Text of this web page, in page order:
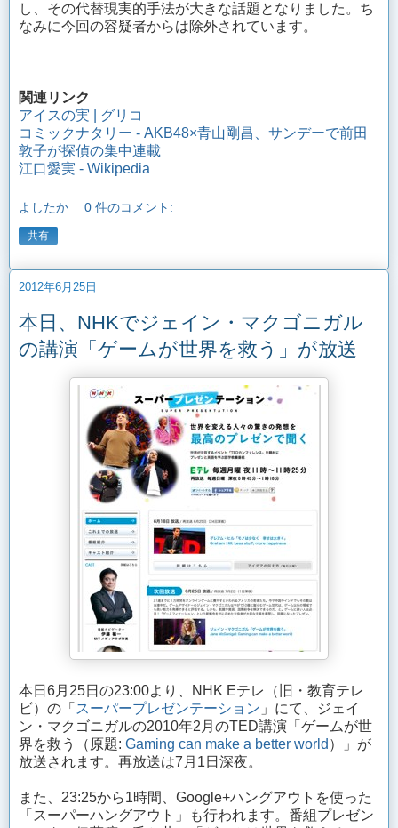
し、その代替現実的手法が大きな話題となりました。ち
なみに今回の容疑者からは除外されています。
関連リンク
アイスの実 | グリコ
コミックナタリー - AKB48×青山剛昌、サンデーで前田
敦子が探偵の集中連載
江口愛実 - Wikipedia
よしたか 0 件のコメント:
共有
2012年6月25日
本日、NHKでジェイン・マクゴニガル
の講演「ゲームが世界を救う」が放送
本日6月25日の23:00より、NHK Eテレ（旧・教育テレ
ビ）の「 スーパープレゼンテーション 」にて、ジェイ
ン・マクゴニガルの2010年2月のTED講演「ゲームが世
界を救う（原題: Gaming can make a better world ）」が
放送されます。再放送は7月1日深夜。
また、23:25から1時間、Google+ハングアウトを使った
「スーパーハングアウト」も行われます。番組プレゼン